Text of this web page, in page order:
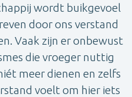
wordt buikgevoel
door ons verstand
Vaak zijn er onbewust
die vroeger nuttig
meer dienen en zelfs
voelt om hier iets